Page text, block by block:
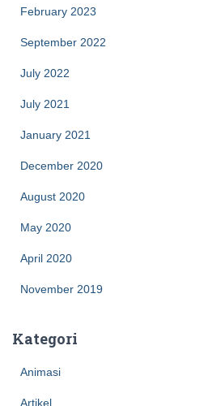
February 2023
September 2022
July 2022
July 2021
January 2021
December 2020
August 2020
May 2020
April 2020
November 2019
Kategori
Animasi
Artikel